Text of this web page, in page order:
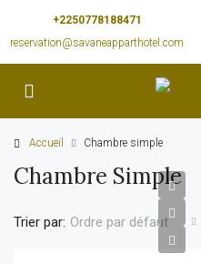
+2250778188471
reservation@savaneapparthotel.com
Accueil Chambre simple
Chambre Simple
Trier par: Ordre par défaut